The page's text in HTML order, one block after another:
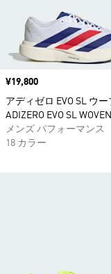
価格
¥19,800
アディゼロ EVO SL ウ
ADIZERO EVO SL WOVEN
メンズ パフォーマンス
18 カラー